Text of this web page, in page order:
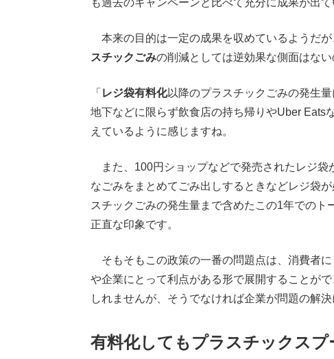
も過去のキャンペーンと比べて充分に成果が出
本来の目的は一定の成果を収めているようだが
スチックごみの削減としては逆効果な側面はない
「 レジ袋有料化以降のプラスチックごみの発生
地下などに限らず飲食店の持ち帰りやUber Eats
えているように感じますね。
また、100円ショップなどで発売されたレジ袋
なごみをまとめてごみ出しするときなどレジ袋
スチックごみの発生量まで含めたこの1年での
正直な印象です。
そもそもこの政策の一番の問題点は、消費者
や企業にとって利点がある形で展開することが
しれませんが、そうでなければ企業が問題の解
有料化してもプラスチックス